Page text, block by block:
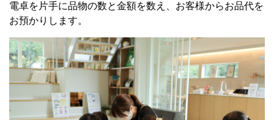
電卓を片手に品物の数と金額を数え、お客様からお品代を
お預かりします。